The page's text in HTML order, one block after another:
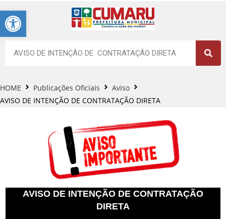
Barra de Ferramentas Aberta
HOME Publicações Oficiais
Aviso
AVISO DE INTENÇÃO DE CONTRATAÇÃO DIRETA
AVISO DE INTENÇÃO DE CONTRATAÇÃO
DIRETA